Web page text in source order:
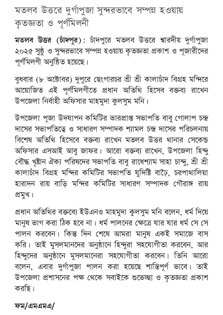
মতলব উত্তরে দুর্গাপুজা সুন্দরভাবে সম্পন্ন হওয়ায়
কৃতজ্ঞতা ও পূর্ণমিলনী
মতলব উত্তর (চাঁদপুর): চাঁদপুরে মতলব উত্তরে শ্বারদীয় দুর্গাপুজা
২০২৫ সুষ্ঠু ও সুন্দরভাবে সম্পন্ন হওয়ায় কৃতজ্ঞতা প্রকাশ ও পূজারীদের
পূর্ণমিলণী অনুষ্ঠিত হয়েছে।
বুধবার (৮ অক্টোবর) দুপুরে ছেংগারচর শ্রী শ্রী কালাচাঁদ বিগ্রহ মন্দিরে
আয়োজিত এই পূর্ণমিলণীতে প্রধান অতিথি হিসেব বক্তব্য রাখেন
উপজেলা নির্বাহী অফিসার মাহমুদা কুলসুম মনি।
উপজেলা পূজা উদযাপন কমিটির ভারপ্রাপ্ত সভাপতি বাবু গোলাপ চন্দ্র
দাসের সভাপতিত্বে ও সাধারণ সম্পাদক শ্যামল চন্দ্র দাসের পরিচলনায়
বিশেষ অতিথি হিসেবে বক্তব্য রাখেন মতলব উত্তর থানার সেকেন্ড
অফিসার এসআই আবু জাফর। আরো বক্তব্য রাখেন, উপজেলা হিন্দু
বৌদ্ধ খৃষ্টান ঐক্য পরিষদের সভাপতি বাবু রাধেশ্যাম সাহা চান্দু, শ্রী শ্রী
কালাচাঁদ বিগ্রহ মন্দির কমিটির সভাপতি যুদিষ্টি বাঢ়ৈ, চরপাথালিয়া
হারাদন রায় বাড়ি মন্দির কমিটির সাধারণ সম্পাদক গৌরাঙ্গ রায়
প্রমুখ।
প্রধান অতিথির বক্তব্যে ইউএনও মাহমুদা কুলসুম মনি বলেন, ধর্ম দিয়ে
মানুষ ভাগ করা ঠিক হবে না। ধর্ম পালনের ক্ষেত্রে যার যার ধর্ম সে সে
পালন করবেন। কিন্তু দিন শেষে আমরা মানুষ একই সমাজে বাস
করি। তাই মুসলমানদের অনুষ্ঠানে হিন্দুরা সহযোগীতা করবেন, আর
হিন্দুদের অনুষ্ঠানে মুসলমানেরা সহযোগীতা করবেন। তিনি আরো
বলেন, এবার দুর্গাপুজা পালন করা হয়েছে শান্তিপূর্ণ ভাবে। তাই
উপজেলা প্রশাসনের পক্ষ থেকে সবাইকে শুভেচ্ছা ও কৃতজ্ঞতা প্রকাশ
করছি।
ফম/এমএমএ/